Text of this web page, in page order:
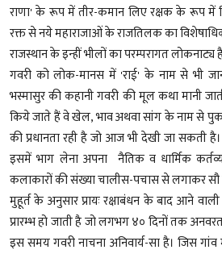
राणा' के रूप में तीर-कमान लिए रक्षक के रूप में
रक्त से नये महाराजाओं के राजतिलक का
राजस्थान के इन्हीं भीलों का परम्परागत लोकनाट्य
गवरी को लोक-मानस में 'राई' के नाम से भी
भस्मासुर की कहानी गवरी की मूल कथा मानी
किये जाते हैं वे खेल, भाव अथवा सांग के नाम से
की प्रधानता रही है जो आज भी देखी जा सकती
इसमें भाग लेना अपना नैतिक व धार्मिक
कलाकारों की संख्या चालीस-पचास से लगाकर सौ
मुहूर्त के अनुसार प्रायः रक्षाबंधन के बाद आने
प्रारम्भ हो जाती है जो लगभग ४० दिनों तक
इस समय गवरी नाचना अनिवार्य-सा है। जिस गांव